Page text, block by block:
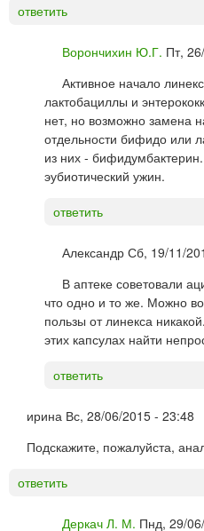
ответить
Ворончихин Ю.Г. Пт,
Активное начало
лактобациллы и
нет, но возможно замена
отдельности бифидо или
из них -
эубиотический ужин.
ответить
Александр Сб, 19/11/
В аптеке советовали
что одно и то же. Можно
пользы от линекса
этих капсулах найти
ответить
ирина Вс, 28/06/2015 - 23:48
Подскажите, пожалуйста,
ответить
Деркач Л. М. Пнд, 29/